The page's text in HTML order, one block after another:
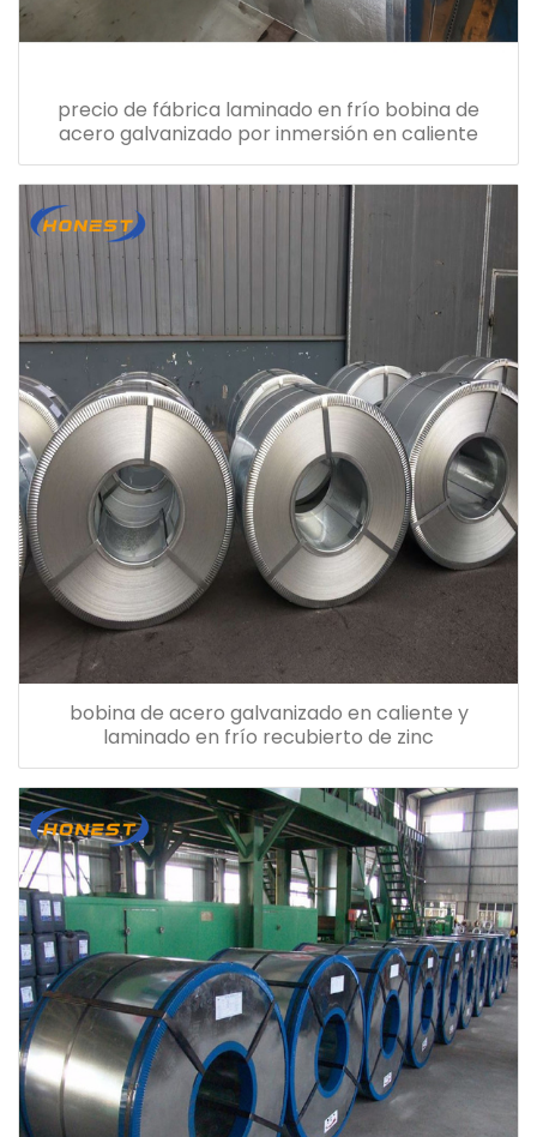
precio de fábrica laminado en frío bobina de
acero galvanizado por inmersión en caliente
bobina de acero galvanizado en caliente y
laminado en frío recubierto de zinc